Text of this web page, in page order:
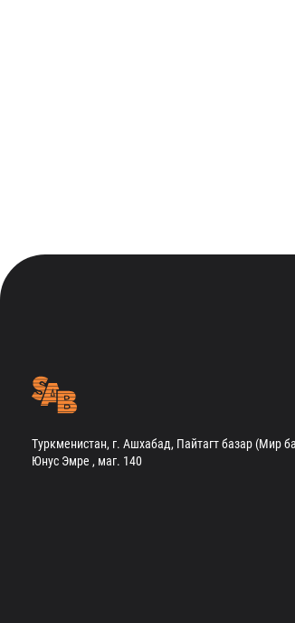
Туркменистан, г. Ашхабад, Пайтагт базар (Мир
Юнус Эмре , маг. 140